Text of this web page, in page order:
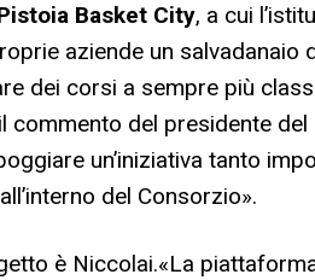
Basket City, a cui
aziende un salvadanaio
dei corsi a sempre più
commento del presidente del
un’iniziativa tanto
del Consorzio».
è Niccolai.«La